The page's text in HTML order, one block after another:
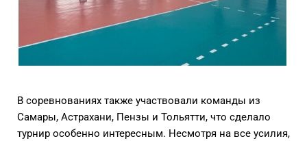
В соревнованиях также участвовали команды из
Самары, Астрахани, Пензы и Тольятти, что сделало
турнир особенно интересным. Несмотря на все усилия,